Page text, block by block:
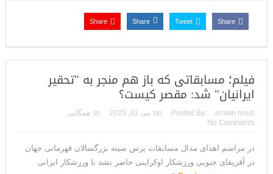
Share
Tweet
Share
Share
فیلم؛ مسابقاتی که باز هم منجر به "تحقیر
ایرانیان" شد: مقصر کیست؟
Posted By: arman nouri
on: می 31, 2023 In: همگانی
No Comments
در مراسم اهدای مدال مسابقات پرس سینه بزرگسالان قهرمانی جهان
در آفریقای جنوبی ورزشکار اوکراینی حاضر نشد با ورزشکار ایرانی